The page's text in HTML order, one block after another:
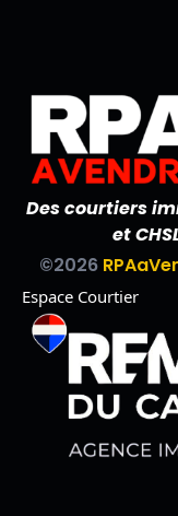
Des courtiers
et
©2026
Espace Courtier